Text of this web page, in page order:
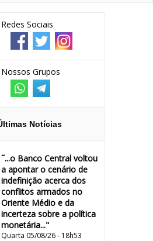
Redes Sociais
Nossos Grupos
Notícias
˜...o Banco Central voltou
a apontar o cenário de
indefinição acerca dos
conflitos armados no
Oriente Médio e da
incerteza sobre a política
monetária..."
Quarta 05/08/26 - 18h53